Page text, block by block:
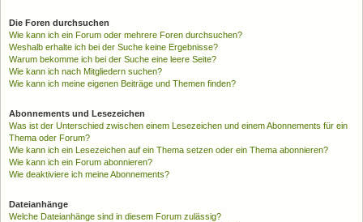
Die Foren durchsuchen
Wie kann ich ein Forum oder mehrere Foren durchsuchen?
Weshalb erhalte ich bei der Suche keine Ergebnisse?
Warum bekomme ich bei der Suche eine leere Seite?
Wie kann ich nach Mitgliedern suchen?
Wie kann ich meine eigenen Beiträge und Themen finden?
Abonnements und Lesezeichen
Was ist der Unterschied zwischen einem Lesezeichen und einem Abonnements für ein
Thema oder Forum?
Wie kann ich ein Lesezeichen auf ein Thema setzen oder ein Thema abonnieren?
Wie kann ich ein Forum abonnieren?
Wie deaktiviere ich meine Abonnements?
Dateianhänge
Welche Dateianhänge sind in diesem Forum zulässig?